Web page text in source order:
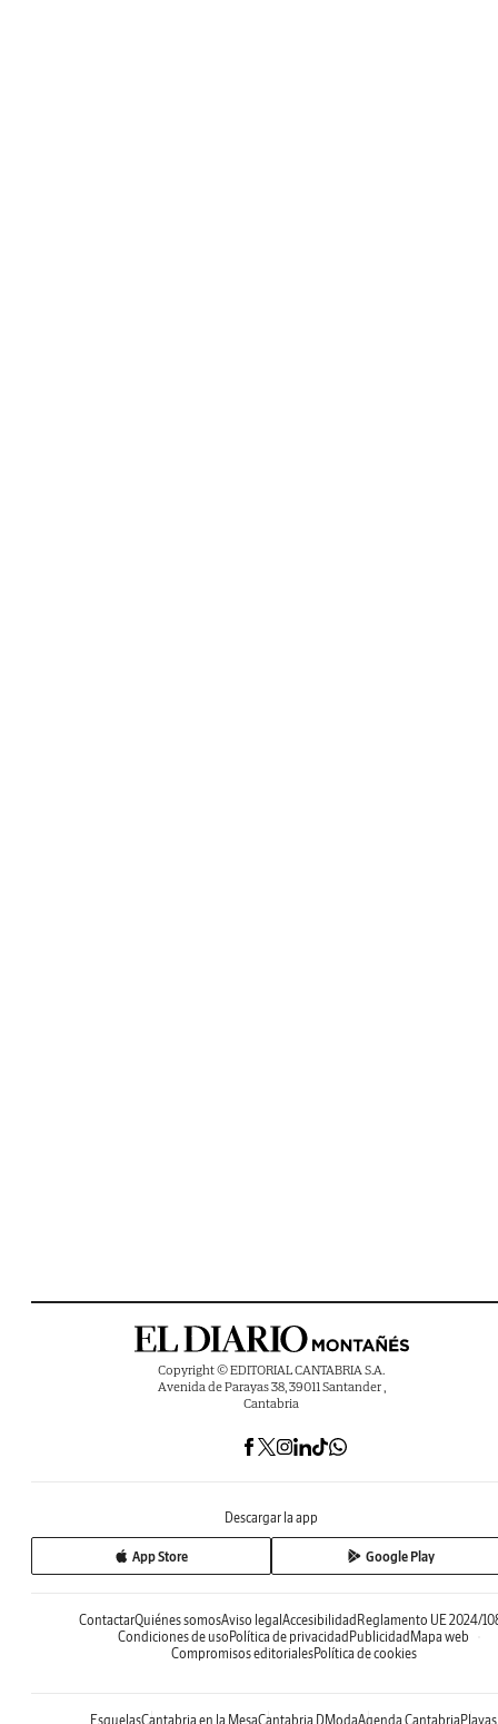
Copyright © EDITORIAL CANTABRIA S.A.
Avenida de Parayas 38, 39011 Santander ,
Cantabria
Descargar la app
App Store Google Play
ContactarQuiénes somosAviso legal Accesibilidad Reglamento UE 2024/
Condiciones de uso Política de privacidad Publicidad Mapa web
Compromisos editorialesPolítica de cookies
EsquelasCantabria en la MesaCantabria DModaAgenda Cantabria Playas